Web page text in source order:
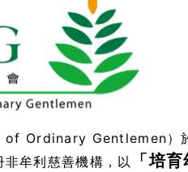
of Ordinary Gentlemen）
牟利慈善機構，以
「培